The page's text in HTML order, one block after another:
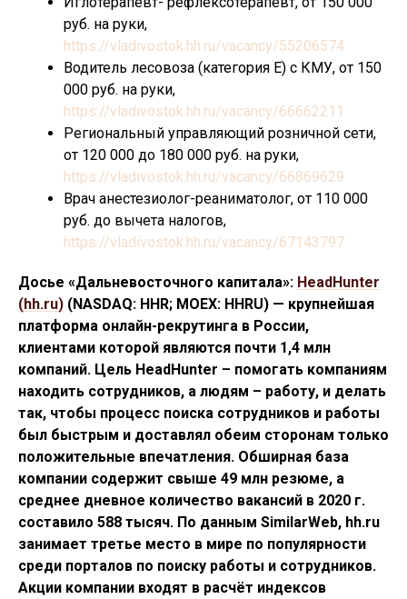
руб. на руки,
https://vladivostok.hh.ru/vacancy/55206574
Водитель лесовоза (категория Е) с КМУ, от 150
000 руб. на руки,
https://vladivostok.hh.ru/vacancy/66662211
Региональный управляющий розничной сети,
от 120 000 до 180 000 руб. на руки,
https://vladivostok.hh.ru/vacancy/66869629
Врач анестезиолог-реаниматолог, от 110 000
руб. до вычета налогов,
https://vladivostok.hh.ru/vacancy/67143797
Досье «Дальневосточного капитала»: HeadHunter
(hh.ru) (NASDAQ: HHR; MOEX: HHRU) — крупнейшая
платформа онлайн-рекрутинга в России,
клиентами которой являются почти 1,4 млн
компаний. Цель HeadHunter – помогать компаниям
находить сотрудников, а людям – работу, и делать
так, чтобы процесс поиска сотрудников и работы
был быстрым и доставлял обеим сторонам только
положительные впечатления. Обширная база
компании содержит свыше 49 млн резюме, а
среднее дневное количество вакансий в 2020 г.
составило 588 тысяч. По данным SimilarWeb, hh.ru
занимает третье место в мире по популярности
среди порталов по поиску работы и сотрудников.
Акции компании входят в расчёт индексов